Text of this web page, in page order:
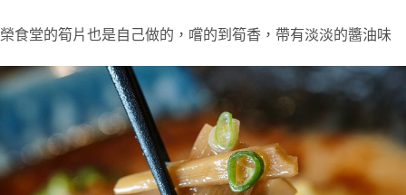
榮食堂的筍片也是自己做的，嚐的到筍香，帶有淡淡的醬油味